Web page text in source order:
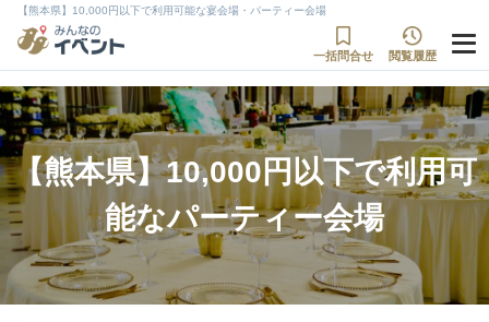
【熊本県】10,000円以下で利用可能な宴会場・パーティー会場
一括問合せ 閲覧履歴
【熊本県】10,000円以下で利用可
能なパーティー会場